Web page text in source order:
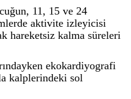
11, 15 ve 24
aktivite izleyicisi
hareketsiz kalma süreleri
ekokardiyografi
kalplerindeki sol